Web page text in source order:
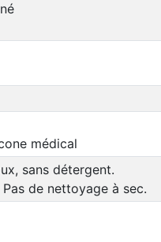
médical
sans détergent.
de nettoyage à sec.